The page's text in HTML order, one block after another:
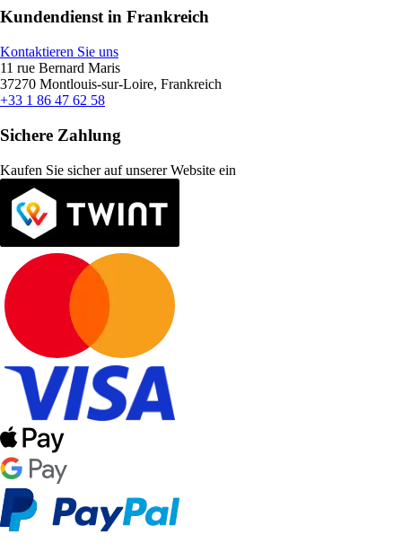
Kundendienst in Frankreich
Kontaktieren Sie uns
11 rue Bernard Maris
37270 Montlouis-sur-Loire, Frankreich
+33 1 86 47 62 58
Sichere Zahlung
Kaufen Sie sicher auf unserer Website ein